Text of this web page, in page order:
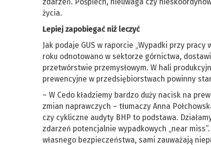
życia.
Lepiej zapobiegać niż leczyć
Jak podaje GUS w raporcie „Wypadki przy
roku odnotowano w sektorze górnictwa,
przetwórstwie przemysłowym. W hali
prewencyjne w przedsiębiorstwach powinny
– W Cedo kładziemy bardzo duży nacisk na
zmian naprawczych – tłumaczy Anna
czy cykliczne audyty BHP to podstawa.
zdarzeń potencjalnie wypadkowych „near
własnego bezpieczeństwa, sami zauważają